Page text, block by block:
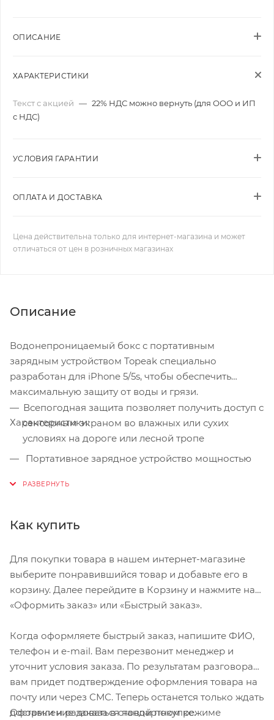
ОПИСАНИЕ
ХАРАКТЕРИСТИКИ
Текст с акцией — 22% НДС можно вернуть (для ООО и ИП
с НДС)
УСЛОВИЯ ГАРАНТИИ
ОПЛАТА И ДОСТАВКА
Цена действительна только для интернет-магазина и может
отличаться от цен в розничных магазинах
Описание
Водонепроницаемый бокс с портативным
зарядным устройством Topeak специально
разработан для iPhone 5/5s, чтобы обеспечить
максимальную защиту от воды и грязи.
Характеристики:
Всепогодная защита позволяет получить доступ с
сенсорным экраном во влажных или сухих
условиях на дороге или лесной тропе
смартфона в полтора раз
закрепить смартфон в режимах портрет/пейзаж,
Тип встроенного аккумулятора: Li-Ion
Подключение к источнику питания: micro USB
Крепление: вынос руля, руль, крышка выноса
Совместим с трубами 22 мм - 44 мм
Материал: высокопрочный пластик
Размер: 14,6x7,1x2,5 cм
Вес зарядного устройства: 155 г .
Как купить
Для покупки товара в нашем интернет-магазине
выберите понравившийся товар и добавьте его в
корзину. Далее перейдите в Корзину и нажмите на
«Оформить заказ» или «Быстрый заказ».
Когда оформляете быстрый заказ, напишите ФИО,
телефон и e-mail. Вам перезвонит менеджер и
уточнит условия заказа. По результатам разговора
вам придет подтверждение оформления товара на
почту или через СМС. Теперь останется только ждать
доставки и радоваться новой покупке.
Оформление заказа в стандартном режиме